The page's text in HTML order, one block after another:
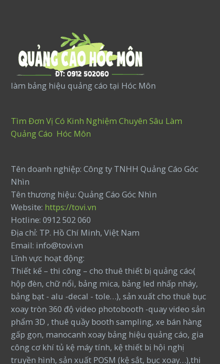
làm bảng hiệu quảng cáo tại Hóc Môn
Tìm Đơn Vị Có Kinh Nghiệm Chuyên Sâu Làm
Quảng Cáo Hóc Môn
Tên doanh nghiệp: Công ty TNHH Quảng Cáo Góc
Nhìn
Tên thương hiệu: Quảng Cáo Góc Nhìn
Website: https://tovi.vn
Hotline: 0912 502 060
Địa chỉ: TP. Hồ Chí Minh, Việt Nam
Email: info@tovi.vn
Lĩnh vực hoạt động:
Thiết kế – thi công – cho thuê thiết bị quảng cáo(
hộp đèn, chữ nổi, bảng mica, bảng led nhấp nháy,
bảng bạt - alu -decal - tole…), sản xuất cho thuê bục
xoay tròn 360 độ video photobooth -quay video sản
phẩm 3D , thuê quầy booth sampling, xe bán hàng
gấp gọn, manocanh xoay bảng hiệu quảng cáo, gia
công cơ khí tủ kệ máy tính, kệ thiết bị hội nghị
truyền hình, sản xuất POSM (kệ sắt, bục xoay…),thi